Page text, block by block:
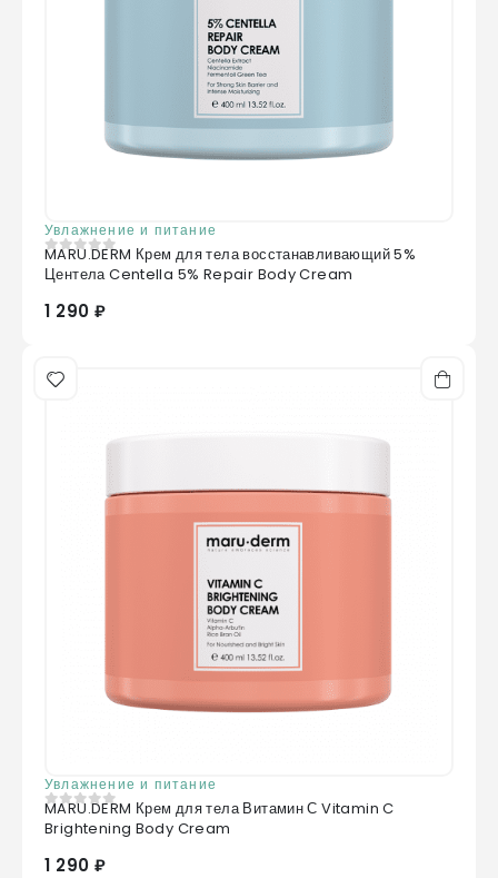
Увлажнение и питание
0из 5
MARU.DERM Крем для тела восстанавливающий 5%
Центела Centella 5% Repair Body Cream
1 290 ₽
Увлажнение и питание
0из 5
MARU.DERM Крем для тела Витамин С Vitamin C
Brightening Body Cream
1 290 ₽